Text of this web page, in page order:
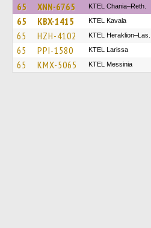
65 XNN-6765 KTEL Chania–Reth.
65 KBX-1415 KTEL Kavala
65 HZH-4102 KTEL Heraklion–Las.
65 PPI-1580 KTEL Larissa
65 KMX-5065 KTEL Messinia